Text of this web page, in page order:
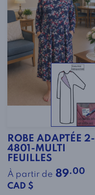
ROBE ADAPTÉE 2-
4801-MULTI
FEUILLES
À partir de 89.00
CAD $